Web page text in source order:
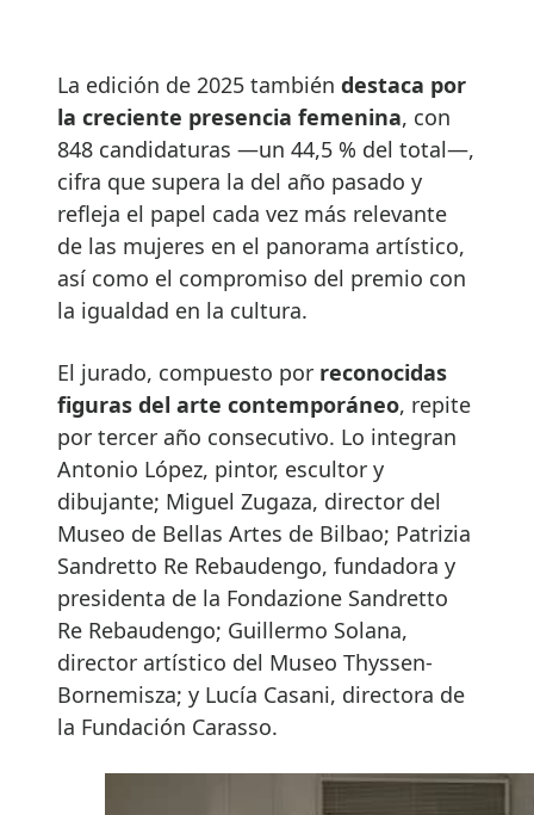
La edición de 2025 también destaca por
la creciente presencia femenina, con
848 candidaturas —un 44,5 % del total—,
cifra que supera la del año pasado y
refleja el papel cada vez más relevante
de las mujeres en el panorama artístico,
así como el compromiso del premio con
la igualdad en la cultura.
El jurado, compuesto por reconocidas
figuras del arte contemporáneo, repite
por tercer año consecutivo. Lo integran
Antonio López, pintor, escultor y
dibujante; Miguel Zugaza, director del
Museo de Bellas Artes de Bilbao; Patrizia
Sandretto Re Rebaudengo, fundadora y
presidenta de la Fondazione Sandretto
Re Rebaudengo; Guillermo Solana,
director artístico del Museo Thyssen-
Bornemisza; y Lucía Casani, directora de
la Fundación Carasso.